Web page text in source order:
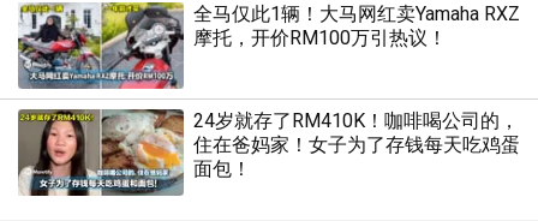
全马仅此1辆！大马网红卖Yamaha RXZ
摩托，开价RM100万引热议！
24岁就存了RM410K！咖啡喝公司的，
住在爸妈家！女子为了存钱每天吃鸡蛋
面包！